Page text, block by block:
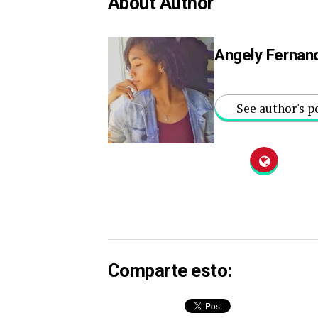
Angely
See author's
Comparte esto: